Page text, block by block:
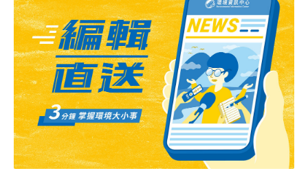
的40%，洋槐蜜、棗花蜜在全國瓶裝蜂蜜零售市場，約佔
30%左右。今年春天，西南五省遭遇了百年未遇的大旱，
南方持續低溫，北方寒潮頻繁，令作物生長滯後。四川、
湖北、江蘇等地油菜花期，推遲了15天左右。低溫不僅使
蜂群不能正常繁衍和採蜜，也使油菜蜜源不能正常分泌蜜
糖，嚴重影響了油菜蜂蜜的產量。初步統計，南方油菜蜂
蜜比去年減產70%以上。儘管青海、新疆等地後期油菜蜜
生產情況良好，但無法扭轉全國